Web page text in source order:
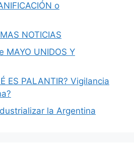
o
NOTICIAS
MAYO UNIDOS Y
ES PALANTIR? Vigilancia
la Argentina